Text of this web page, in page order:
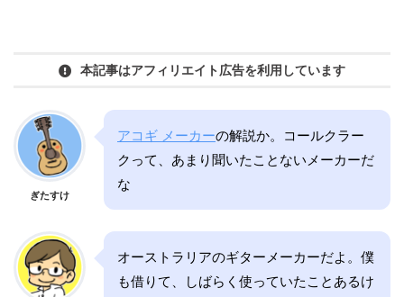
本記事はアフィリエイト広告を利用しています
ぎたすけ
アコギ メーカーの解説か。コールクラー
クって、あまり聞いたことないメーカーだ
な
オーストラリアのギターメーカーだよ。僕
も借りて、しばらく使っていたことあるけ